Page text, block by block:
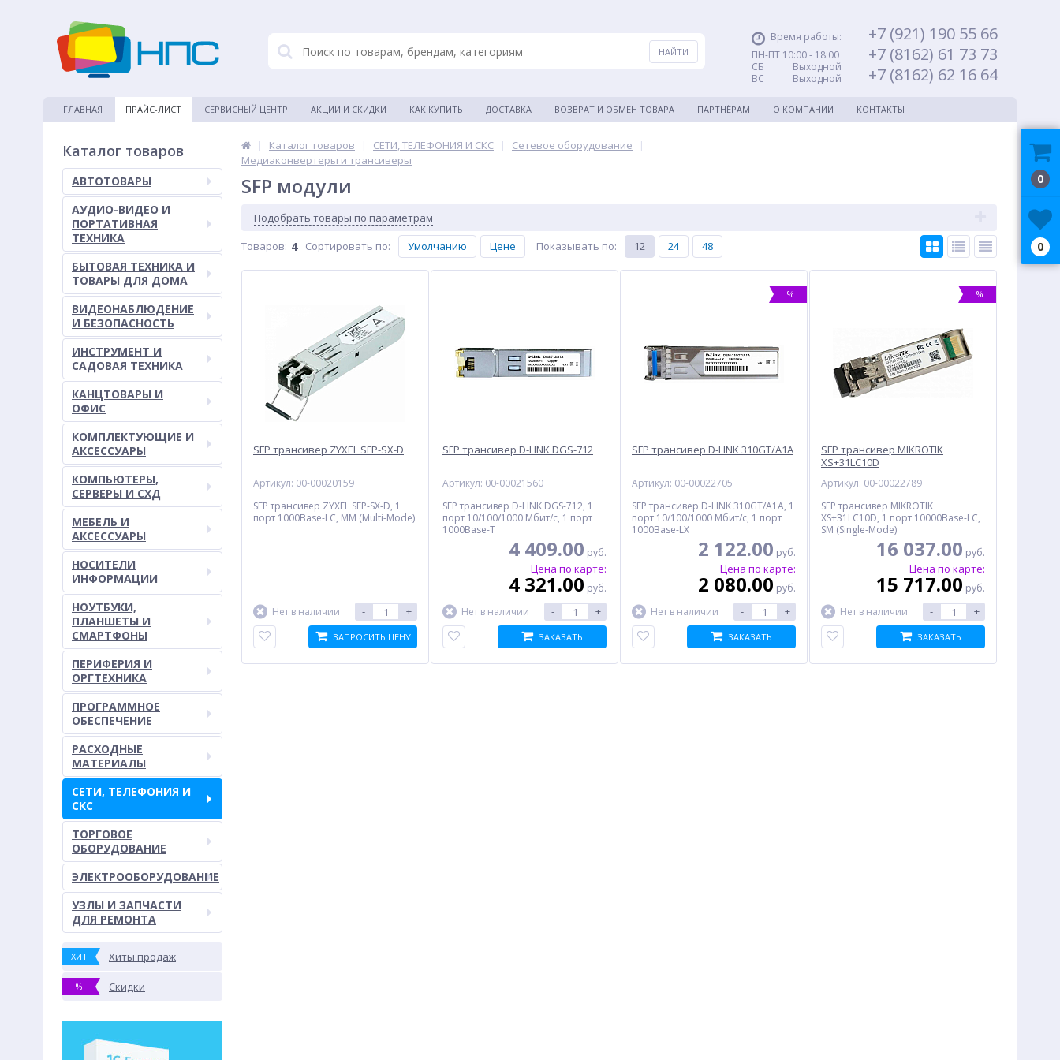
Время работы:
ПН-ПТ 10:00 - 18:00
СБ Выходной
ВС Выходной
+7 (921) 190 55 66
+7 (8162) 61 73 73
+7 (8162) 62 16 64
ГЛАВНАЯ ПРАЙС-ЛИСТ СЕРВИСНЫЙ ЦЕНТР АКЦИИ И СКИДКИ КАК КУПИТЬ ДОСТАВКА ВОЗВРАТ И ОБМЕН ТОВАРА ПАРТНЁРАМ О КОМПАНИИ КОНТАКТЫ
Каталог товаров
АВТОТОВАРЫ
АУДИО-ВИДЕО И
ПОРТАТИВНАЯ
ТЕХНИКА
БЫТОВАЯ ТЕХНИКА И
ТОВАРЫ ДЛЯ ДОМА
ВИДЕОНАБЛЮДЕНИЕ
И БЕЗОПАСНОСТЬ
ИНСТРУМЕНТ И
САДОВАЯ ТЕХНИКА
КАНЦТОВАРЫ И
ОФИС
КОМПЛЕКТУЮЩИЕ И
АКСЕССУАРЫ
КОМПЬЮТЕРЫ,
СЕРВЕРЫ И СХД
МЕБЕЛЬ И
АКСЕССУАРЫ
НОСИТЕЛИ
ИНФОРМАЦИИ
НОУТБУКИ,
ПЛАНШЕТЫ И
СМАРТФОНЫ
ПЕРИФЕРИЯ И
ОРГТЕХНИКА
ПРОГРАММНОЕ
ОБЕСПЕЧЕНИЕ
РАСХОДНЫЕ
МАТЕРИАЛЫ
СЕТИ, ТЕЛЕФОНИЯ И
СКС
ТОРГОВОЕ
ОБОРУДОВАНИЕ
ЭЛЕКТРООБОРУДОВАНИЕ
УЗЛЫ И ЗАПЧАСТИ
ДЛЯ РЕМОНТА
ХИТ Хиты продаж
% Скидки
| Каталог товаров | СЕТИ, ТЕЛЕФОНИЯ И СКС | Сетевое оборудование
|
Медиаконвертеры и трансиверы
SFP модули
Подобрать товары по параметрам
Товаров: 4 Сортировать по: Умолчанию Цене Показывать по: 12 24 48
SFP трансивер ZYXEL SFP-SX-D
Артикул: 00-00020159
SFP трансивер ZYXEL SFP-SX-D, 1
порт 1000Base-LС, MM (Multi-Mode)
Нет в наличии - +
ЗАПРОСИТЬ ЦЕНУ
SFP трансивер D-LINK DGS-712
Артикул: 00-00021560
SFP трансивер D-LINK DGS-712, 1
порт 10/100/1000 Мбит/с, 1 порт
1000Base-T
4 409.00 руб.
Цена по карте:
4 321.00 руб.
Нет в наличии
- +
ЗАКАЗАТЬ
%
SFP трансивер D-LINK 310GT/A1A
Артикул: 00-00022705
SFP трансивер D-LINK 310GT/A1A, 1
порт 10/100/1000 Мбит/с, 1 порт
1000Base-LX
2 122.00 руб.
Цена по карте:
2 080.00 руб.
Нет в наличии
- +
ЗАКАЗАТЬ
%
SFP трансивер MIKROTIK
XS+31LC10D
Артикул: 00-00022789
SFP трансивер MIKROTIK
XS+31LC10D, 1 порт 10000Base-LС,
SM (Single-Mode)
16 037.00 руб.
Цена по карте:
15 717.00 руб.
Нет в наличии
- +
ЗАКАЗАТЬ
0
0